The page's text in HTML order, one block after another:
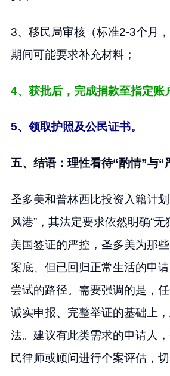
3、移民局审核（标准2-3个月
期间可能要求补充材料；
4、获批后，完成捐款至指定账
5、领取护照及公民证书。
五、结语：理性看待“酌情”与“
圣多美和普林西比投资入籍计
风港”，其法定要求依然明确“无
美国签证的严控，圣多美为那
案底、但已回归正常生活的申
尝试的路径。需要强调的是，任
诚实申报、完整举证的基础上
法。建议有此类需求的申请人
民律师或顾问进行个案评估，切